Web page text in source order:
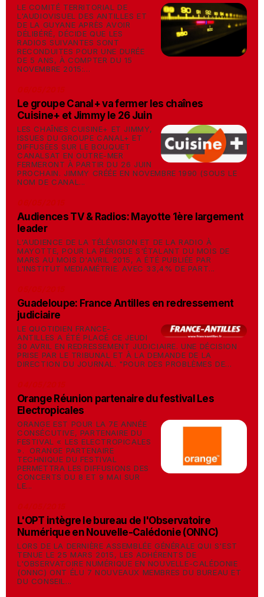
LE COMITÉ TERRITORIAL DE
L'AUDIOVISUEL DES ANTILLES ET
DE LA GUYANE APRÈS AVOIR
DÉLIBÉRÉ, DÉCIDE QUE LES
RADIOS SUIVANTES SONT
RECONDUITES POUR UNE DURÉE
DE 5 ANS, À COMPTER DU 15
NOVEMBRE 2015:...
Le groupe Canal+ va fermer les chaînes
Cuisine+ et Jimmy le 26 Juin
LES CHAÎNES CUISINE+ ET JIMMY,
ISSUES DU GROUPE CANAL+ ET
DIFFUSÉES SUR LE BOUQUET
CANALSAT EN OUTRE-MER
FERMERONT À PARTIR DU 26 JUIN
PROCHAIN. JIMMY CRÉÉE EN NOVEMBRE 1990 (SOUS LE
NOM DE CANAL...
Audiences TV & Radios: Mayotte 1ère largement
leader
L'AUDIENCE DE LA TÉLÉVISION ET DE LA RADIO À
MAYOTTE, POUR LA PÉRIODE S'ÉTALANT DU MOIS DE
MARS AU MOIS D'AVRIL 2015, A ÉTÉ PUBLIÉE PAR
L'INSTITUT MEDIAMÉTRIE. AVEC 33,4% DE PART...
Guadeloupe: France Antilles en redressement
judiciaire
LE QUOTIDIEN FRANCE-
ANTILLES A ÉTÉ PLACÉ CE JEUDI
30 AVRIL EN REDRESSEMENT JUDICIAIRE. UNE DÉCISION
PRISE PAR LE TRIBUNAL ET À LA DEMANDE DE LA
DIRECTION DU JOURNAL. "POUR DES PROBLÈMES DE...
Orange Réunion partenaire du festival Les
Electropicales
ORANGE EST POUR LA 7E ANNÉE
CONSÉCUTIVE, PARTENAIRE DU
FESTIVAL « LES ELECTROPICALES
». ORANGE PARTENAIRE
TECHNIQUE DU FESTIVAL
PERMETTRA LES DIFFUSIONS DES
CONCERTS DU 8 ET 9 MAI SUR
LE...
L'OPT intègre le bureau de l'Observatoire
Numérique en Nouvelle-Calédonie (ONNC)
LORS DE LA DERNIÈRE ASSEMBLÉE GÉNÉRALE QUI S'EST
TENUE LE 25 MARS 2015, LES ADHÉRENTS DE
L'OBSERVATOIRE NUMÉRIQUE EN NOUVELLE-CALÉDONIE
(ONNC) ONT ÉLU 7 NOUVEAUX MEMBRES DU BUREAU ET
DU CONSEIL...